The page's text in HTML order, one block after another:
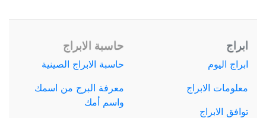
ابراج
ابراج اليوم
معلومات الابراج
توافق الابراج
حاسبة الابراج
حاسبة الابراج الصينية
معرفة البرج من اسمك
واسم أمك